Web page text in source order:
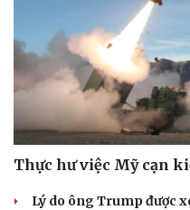
Thực hư việc Mỹ cạn
Lý do ông Trump được